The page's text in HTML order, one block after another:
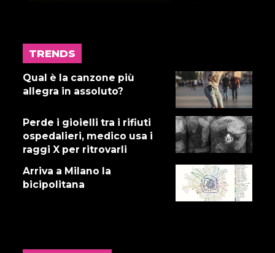
TRENDS
Qual è la canzone più
allegra in assoluto?
Perde i gioielli tra i rifiuti
ospedalieri, medico usa i
raggi X per ritrovarli
Arriva a Milano la
bicipolitana
17 LUGLIO 2026
Gnano 5 - Episodio 14
16 LUGLIO 2026
Dove abita Ennio 103: Revisione